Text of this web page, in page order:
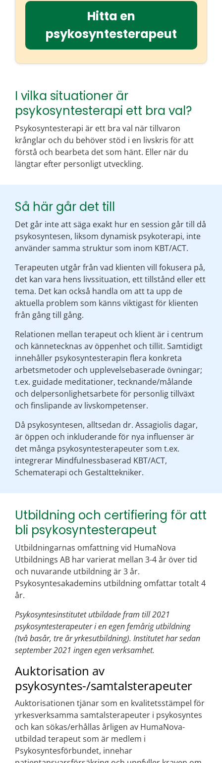
Hitta en
psykosyntesterapeut
I vilka situationer är
psykosyntesterapi ett bra val?
Psykosyntesterapi är ett bra val när tillvaron
krånglar och du behöver stöd i en livskris för att
förstå och bearbeta det som hänt. Eller när du
längtar efter personligt utveckling.
Så här går det till
Det går inte att säga exakt hur en session går till då
psykosyntesen, liksom dynamisk psykoterapi, inte
använder samma struktur som inom KBT/ACT.
Terapeuten utgår från vad klienten vill fokusera på,
det kan vara hens livssituation, ett tillstånd eller ett
tema. Det kan också handla om att ta upp de
aktuella problem som känns viktigast för klienten
från gång till gång.
Relationen mellan terapeut och klient är i centrum
och kännetecknas av öppenhet och tillit. Samtidigt
innehåller psykosyntesterapin flera konkreta
arbetsmetoder och upplevelsebaserade övningar;
t.ex. guidade meditationer, tecknande/målande
och delpersonlighetsarbete för personlig tillväxt
och finslipande av livskompetenser.
Då psykosyntesen, alltsedan dr. Assagiolis dagar,
är öppen och inkluderande för nya influenser är
det många psykosyntesterapeuter som t.ex.
integrerar Mindfulnessbaserad KBT/ACT,
Schematerapi och Gestalttekniker.
Utbildning och certifiering för att
bli psykosyntesterapeut
Utbildningarnas omfattning vid HumaNova
Utbildnings AB har varierat mellan 3-4 år över tid
och nuvarande utbildning är 3 år.
Psykosyntesakademins utbildning omfattar totalt 4
år.
Psykosyntesinstitutet utbildade fram till 2021
psykosyntesterapeuter i en egen femårig utbildning
(två basår, tre år yrkesutbildning). Institutet har sedan
september 2021 ingen egen verksamhet.
Auktorisation av
psykosyntes-/samtalsterapeuter
Auktorisationen tjänar som en kvalitetsstämpel för
yrkesverksamma samtalsterapeuter i psykosyntes
och kan sökas/erhållas årligen av HumaNova-
utbildad terapeut som är medlem i
Psykosyntesförbundet, innehar